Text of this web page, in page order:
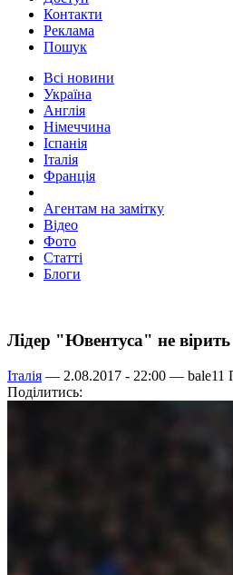
Контакти
Реклама
Пошук
Всі новини
Україна
Англія
Німеччина
Іспанія
Італія
Франція
Агентам на замітку
Відео
Фото
Статті
Блоги
Лідер "Ювентуса" не
Італія — 2.08.2017 - 22:00 — bale11
Поділитись: